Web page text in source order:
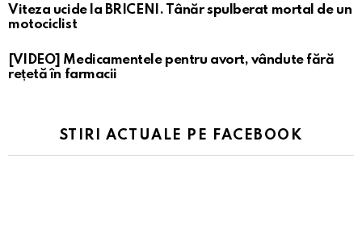
Viteza ucide la BRICENI. Tânăr spulberat mortal de un
motociclist
[VIDEO] Medicamentele pentru avort, vândute fără
rețetă în farmacii
STIRI ACTUALE PE FACEBOOK